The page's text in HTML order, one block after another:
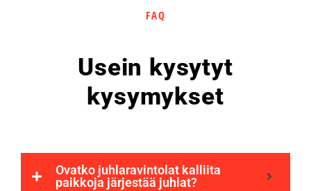
FAQ
Usein kysytyt
kysymykset
Ovatko juhlaravintolat kalliita
paikkoja järjestää juhlat?